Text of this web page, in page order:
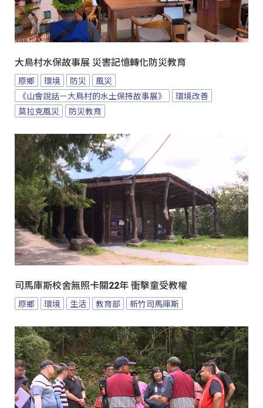
大鳥村水保故事展 災害記憶轉化防災教育
原鄉 環境 防災
風災
《山會說話－大鳥村的水土保持故事展》
環境改善
莫拉克風災
防災教育
司馬庫斯校舍無照卡關22年 衝擊童受教權
原鄉 環境 生活 教育部 新竹司馬庫斯